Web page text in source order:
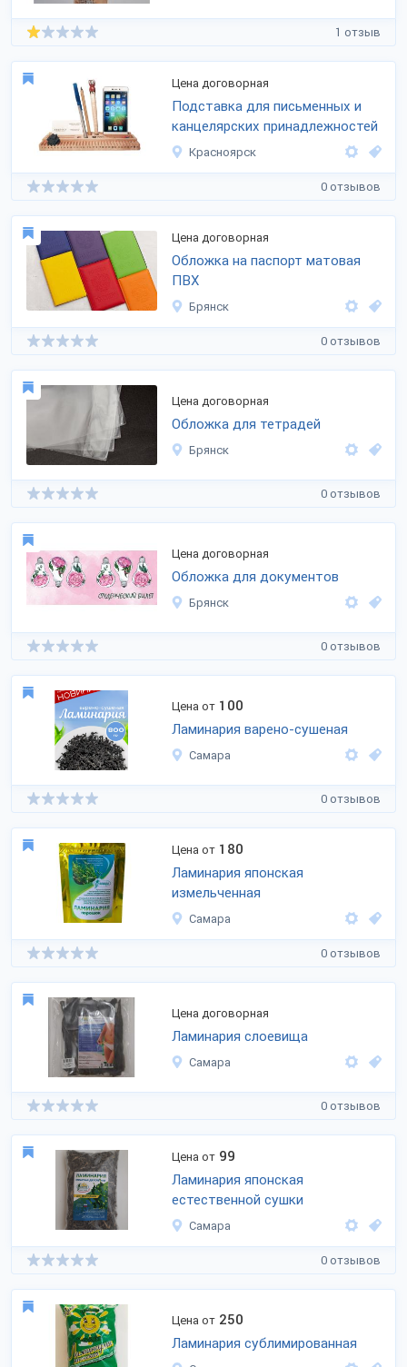
1 отзыв
Цена договорная
Подставка для письменных и
канцелярских принадлежностей
Красноярск
0 отзывов
Цена договорная
Обложка на паспорт матовая
ПВХ
Брянск
0 отзывов
Цена договорная
Обложка для тетрадей
Брянск
0 отзывов
Цена договорная
Обложка для документов
Брянск
0 отзывов
Цена от 100
Ламинария варено-сушеная
Самара
0 отзывов
Цена от 180
Ламинария японская
измельченная
Самара
0 отзывов
Цена договорная
Ламинария слоевища
Самара
0 отзывов
Цена от 99
Ламинария японская
естественной сушки
Самара
0 отзывов
Цена от 250
Ламинария сублимированная